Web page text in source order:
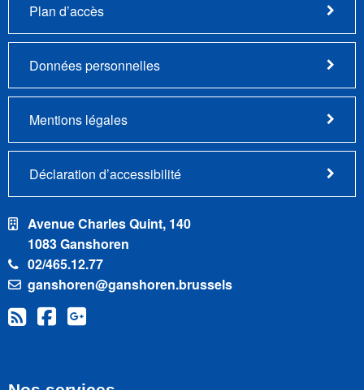
Plan d’accès
Données personnelles
Mentions légales
Déclaration d’accessibilité
Avenue Charles Quint, 140
1083 Ganshoren
02/465.12.77
ganshoren@ganshoren.brussels